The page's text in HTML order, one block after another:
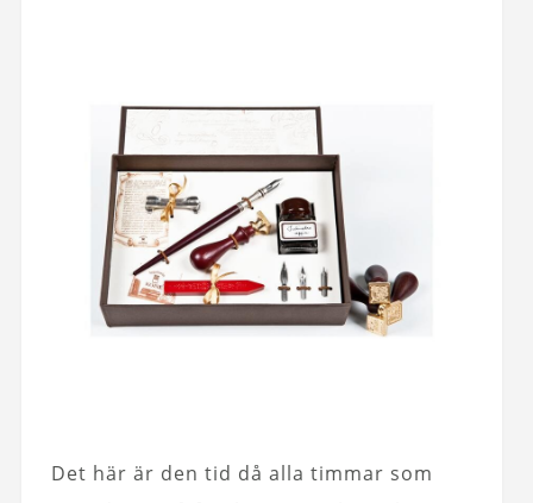
Det här är den tid då alla timmar som